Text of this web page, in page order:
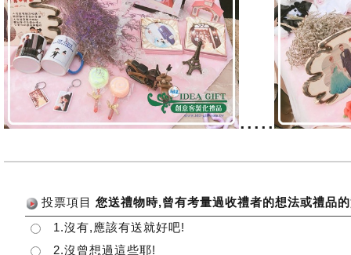
.....